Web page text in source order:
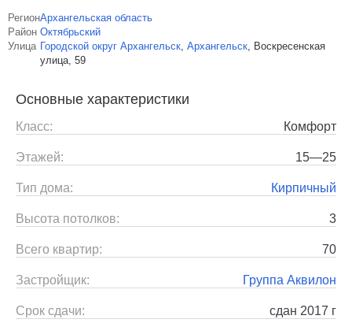
РегионАрхангельская область
Район Октябрьский
Улица Городской округ Архангельск, Архангельск, Воскресенская
улица, 59
Основные характеристики
Класс: Комфорт
Этажей: 15—25
Тип дома: Кирпичный
Высота потолков: 3
Всего квартир: 70
Застройщик: Группа Аквилон
Срок сдачи: сдан 2017 г